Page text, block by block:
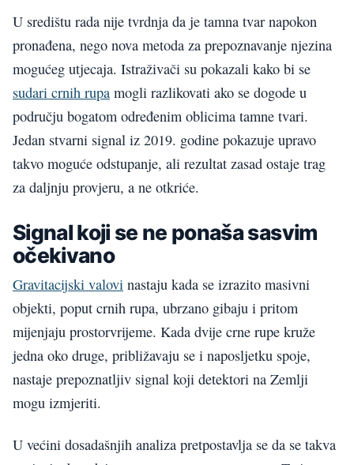
U središtu rada nije tvrdnja da je tamna tvar napokon
pronađena, nego nova metoda za prepoznavanje njezina
mogućeg utjecaja. Istraživači su pokazali kako bi se
sudari crnih rupa mogli razlikovati ako se dogode u
području bogatom određenim oblicima tamne tvari.
Jedan stvarni signal iz 2019. godine pokazuje upravo
takvo moguće odstupanje, ali rezultat zasad ostaje trag
za daljnju provjeru, a ne otkriće.
Signal koji se ne ponaša sasvim
očekivano
Gravitacijski valovi nastaju kada se izrazito masivni
objekti, poput crnih rupa, ubrzano gibaju i pritom
mijenjaju prostorvrijeme. Kada dvije crne rupe kruže
jedna oko druge, približavaju se i naposljetku spoje,
nastaje prepoznatljiv signal koji detektori na Zemlji
mogu izmjeriti.
U većini dosadašnjih analiza pretpostavlja se da se takva